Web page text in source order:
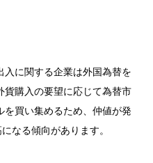
入に関する企業は外国為替を
貨購入の要望に応じて為替市
買い集めるため、仲値が発
なる傾向があります。